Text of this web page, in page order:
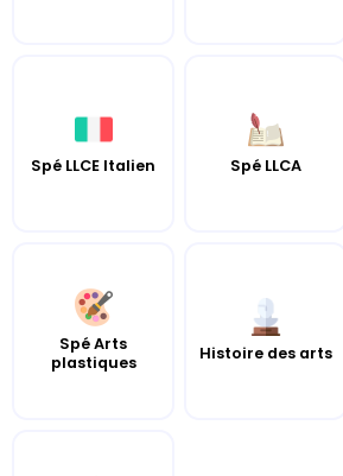
Spé LLCE Italien Spé LLCA
Spé Arts
plastiques
Histoire des arts